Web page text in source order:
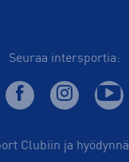
Seuraa intersportia:
Clubiin ja